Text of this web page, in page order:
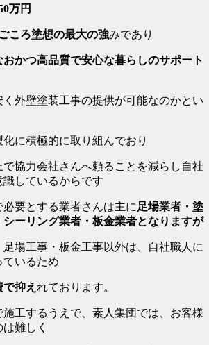
万円
ころ塗想の最大の強みであり
かつ高品質で安心な暮らしのサポート
外壁塗装工事の提供が可能なのかとい
に積極的に取り組んでおり
協力会社さんへ頼ることを減らし自社
しているからです
要とする業者さんは主に 足場業者・塗
ーリング業者・板金業者となりますが
足場工事・板金工事以外は、自社職人に
ているため
抑え れております。
施工するうえで、素人集団では、お客様
難しく